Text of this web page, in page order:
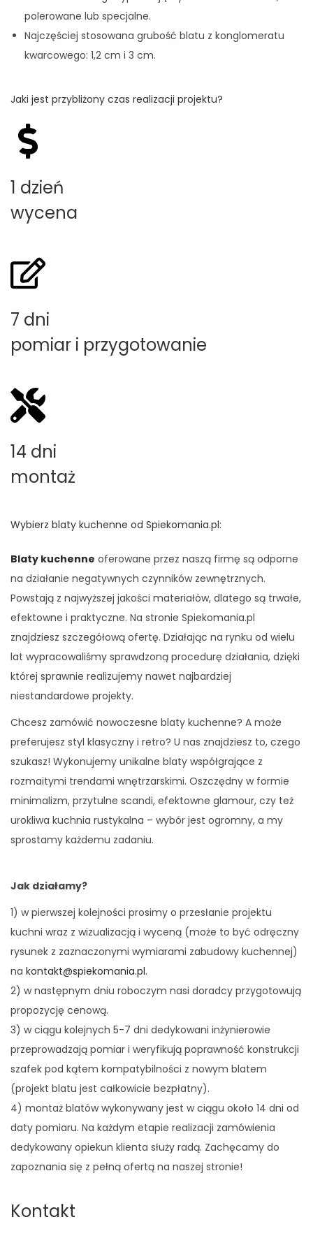
polerowane lub specjalne.
Najczęściej stosowana grubość blatu z konglomeratu
kwarcowego: 1,2 cm i 3 cm.
Jaki jest przybliżony czas realizacji projektu?
1 dzień
wycena
7 dni
pomiar i przygotowanie
14 dni
montaż
Wybierz blaty kuchenne od Spiekomania.pl:
Blaty kuchenne oferowane przez naszą firmę są odporne
na działanie negatywnych czynników zewnętrznych.
Powstają z najwyższej jakości materiałów, dlatego są trwałe,
efektowne i praktyczne. Na stronie Spiekomania.pl
znajdziesz szczegółową ofertę. Działając na rynku od wielu
lat wypracowaliśmy sprawdzoną procedurę działania, dzięki
której sprawnie realizujemy nawet najbardziej
niestandardowe projekty.
Chcesz zamówić nowoczesne blaty kuchenne? A może
preferujesz styl klasyczny i retro? U nas znajdziesz to, czego
szukasz! Wykonujemy unikalne blaty współgrające z
rozmaitymi trendami wnętrzarskimi. Oszczędny w formie
minimalizm, przytulne scandi, efektowne glamour, czy też
urokliwa kuchnia rustykalna – wybór jest ogromny, a my
sprostamy każdemu zadaniu.
Jak działamy?
1) w pierwszej kolejności prosimy o przesłanie projektu
kuchni wraz z wizualizacją i wyceną (może to być odręczny
rysunek z zaznaczonymi wymiarami zabudowy kuchennej)
na kontakt@spiekomania.pl.
2) w następnym dniu roboczym nasi doradcy przygotowują
propozycję cenową.
3) w ciągu kolejnych 5-7 dni dedykowani inżynierowie
przeprowadzają pomiar i weryfikują poprawność konstrukcji
szafek pod kątem kompatybilności z nowym blatem
(projekt blatu jest całkowicie bezpłatny).
4) montaż blatów wykonywany jest w ciągu około 14 dni od
daty pomiaru. Na każdym etapie realizacji zamówienia
dedykowany opiekun klienta służy radą. Zachęcamy do
zapoznania się z pełną ofertą na naszej stronie!
Kontakt